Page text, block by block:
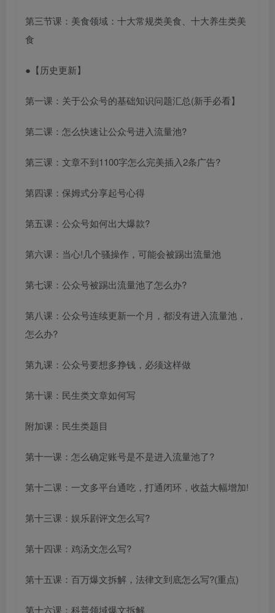
第三节课：美食领域：十大常规类美食、十大养生类美
食
●【历史更新】
第一课：关于公众号的基础知识问题汇总(新手必看】
第二课：怎么快速让公众号进入流量池?
第三课：文章不到1100字怎么完美插入2条广告?
第四课：保姆式分享起号心得
第五课：公众号如何出大爆款?
第六课：当心!几个骚操作，可能会被踢出流量池
第七课：公众号被踢出流量池了怎么办?
第八课：公众号连续更新一个月，都没有进入流量池，
怎么办?
第九课：公众号要想多挣钱，必须这样做
第十课：民生类文章如何写
附加课：民生类题目
第十一课：怎么确定账号是不是进入流量池了?
第十二课：一文多平台通吃，打通闭环，收益大幅增加!
第十三课：娱乐剧评文怎么写?
第十四课：鸡汤文怎么写?
第十五课：百万爆文拆解，法律文到底怎么写?(重点)
第十六课：科普领域爆文拆解